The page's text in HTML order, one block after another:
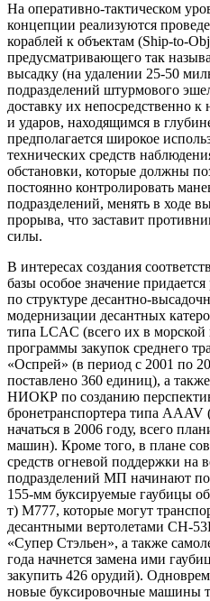
На оперативно-тактическом
концепции реализуются
кораблей к объектам (Ship-to-
предусматривающего так
высадку (на удалении 25-50
подразделений штурмового
доставку их непосредственно к
и ударов, находящимся в
предполагается широкое
технических средств
обстановки, которые должны
постоянно контролировать
подразделений, менять в ходе
прорыва, что заставит
силы.
В интересах создания
базы особое значение
по структуре десантно-
модернизации десантных
типа LCAC (всего их в морской
программы закупок среднего
«Оспрей» (в период с 2001 по
поставлено 360 единиц), а
НИОКР по созданию
бронетранспортера типа
начаться в 2006 году, всего
машин). Кроме того, в плане
средств огневой поддержки на
подразделений МП начинают
155-мм буксируемые гаубицы
т) М777, которые могут
десантными вертолетами CH-
«Супер Стэльен», а также
года начнется замена ими
закупить 426 орудий).
новые буксировочные машины